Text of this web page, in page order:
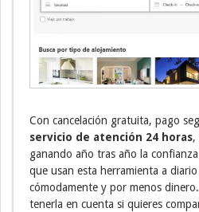
Con cancelación gratuita, pago
servicio de atención 24 horas,
ganando año tras año la
que usan esta herramienta a
cómodamente y por menos
tenerla en cuenta si quieres